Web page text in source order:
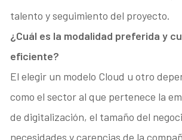
talento y seguimiento del proyecto.
¿Cuál es la modalidad preferida y
eficiente?
El elegir un modelo Cloud u otro
como el sector al que pertenece la
de digitalización, el tamaño del
necesidades y carencias de la